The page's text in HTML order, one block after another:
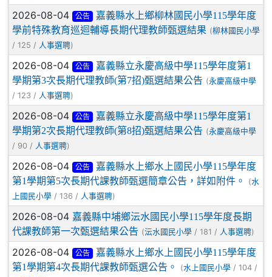
2026-08-04 公告
嘉義縣水上鄉柳林國民小學115學年度
學前特殊教育巡迴輔導長期代理教師甄選結果 (柳林國民小學
/ 125 / 人事選聘)
2026-08-04 公告
嘉義縣立永慶高級中學115學年度第1
學期第3次長期代理教師(第7招)甄選結果公告 (永慶高級中學
/ 123 / 人事選聘)
2026-08-04 公告
嘉義縣立永慶高級中學115學年度第1
學期第2次長期代理教師(第8招)甄選結果公告 (永慶高級中學
/ 90 / 人事選聘)
2026-08-04 公告
嘉義縣水上鄉水上國民小學115學年度
第1學期第5次長期代課教師甄選簡章公告，詳如附件。
(水
上國民小學 / 136 / 人事選聘)
2026-08-04 嘉義縣中埔鄉沄水國民小學115學年度長期
代課教師第一次甄選結果公告 (沄水國民小學 / 181 / 人事選聘)
2026-08-04 公告
嘉義縣水上鄉水上國民小學115學年度
第1學期第4次長期代課教師甄選公告。
(水上國民小學 / 104 /